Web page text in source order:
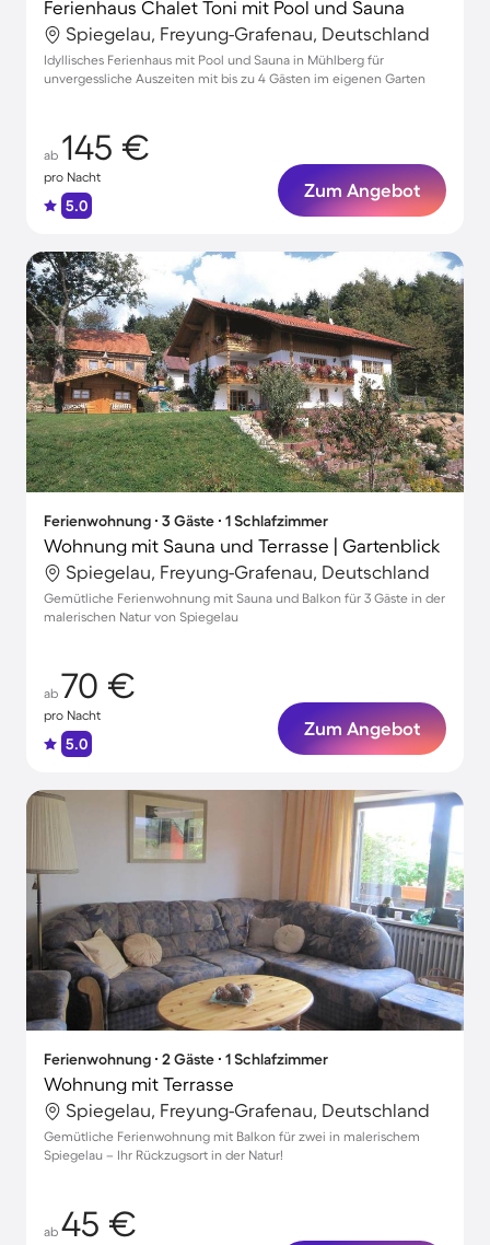
Ferienhaus Chalet Toni mit Pool und Sauna
Spiegelau, Freyung-Grafenau, Deutschland
Idyllisches Ferienhaus mit Pool und Sauna in Mühlberg für
unvergessliche Auszeiten mit bis zu 4 Gästen im eigenen Garten
ab 145 €
pro Nacht
5.0
Zum Angebot
Ferienwohnung ∙ 3 Gäste ∙ 1 Schlafzimmer
Wohnung mit Sauna und Terrasse | Gartenblick
Spiegelau, Freyung-Grafenau, Deutschland
Gemütliche Ferienwohnung mit Sauna und Balkon für 3 Gäste in der
malerischen Natur von Spiegelau
ab 70 €
pro Nacht
5.0
Zum Angebot
Ferienwohnung ∙ 2 Gäste ∙ 1 Schlafzimmer
Wohnung mit Terrasse
Spiegelau, Freyung-Grafenau, Deutschland
Gemütliche Ferienwohnung mit Balkon für zwei in malerischem
Spiegelau – Ihr Rückzugsort in der Natur!
ab 45 €